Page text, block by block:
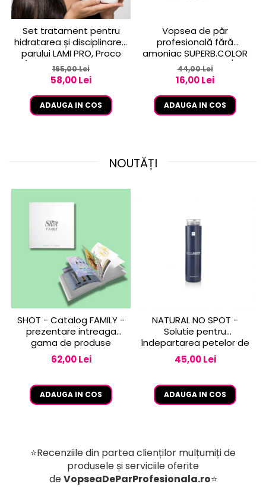
Set tratament pentru
hidratarea și disciplinarea
parului LAMI PRO, Proco
(șampon + balsam 2x
250ml)
165,00 Lei
58,00 Lei
ADAUGA IN COS
Vopsea de păr
profesională fără
amoniac SUPERB.COLOR
100 ml - Pro.Co - 6/01
BLOND INCHIS CENUSIU
44,00 Lei
16,00 Lei
ADAUGA IN COS
NOUTĂȚI
SHOT - Catalog FAMILY -
prezentare intreaga
gama de produse
62,00 Lei
ADAUGA IN COS
NATURAL NO SPOT -
Solutie pentru
îndepartarea petelor de
vopsea de pe piele 250
ml
45,00 Lei
ADAUGA IN COS
⭐Recenziile din partea clienților mulțumiți de
produsele și serviciile oferite
deVopseaDeParProfesionala.ro⭐